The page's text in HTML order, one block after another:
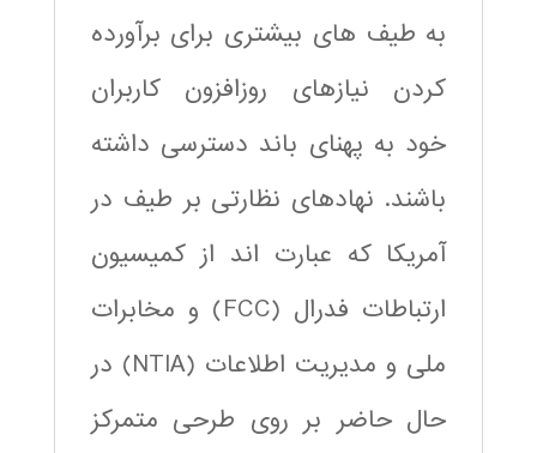
به طیف های بیشتری برای برآورده
کردن نیازهای روزافزون کاربران
خود به پهنای باند دسترسی داشته
باشند. نهادهای نظارتی بر طیف در
آمریکا که عبارت اند از کمیسیون
ارتباطات فدرال (FCC) و مخابرات
ملی و مدیریت اطلاعات (NTIA) در
حال حاضر بر روی طرحی متمرکز